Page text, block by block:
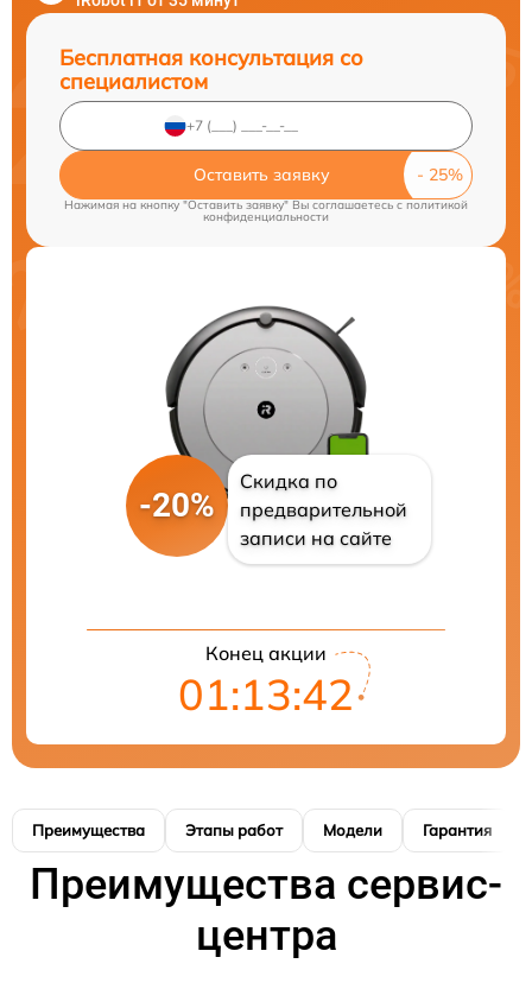
Бесплатная консультация со
специалистом
Оставить заявку
Нажимая на кнопку "Оставить заявку" Вы соглашаетесь cполитикой
конфиденциальности
-20%
Скидка по
предварительной
записи на сайте
Конец акции
01:13:42
Преимущества Этапы работ Модели Гарантия
Преимущества сервис-
центра